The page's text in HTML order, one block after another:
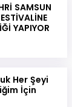
SAMSUN
YAPIYOR
Her Şeyi
İçin